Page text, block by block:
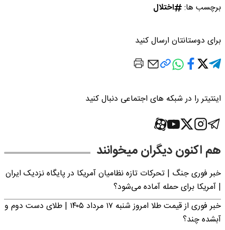
برچسب ها: اختلال
برای دوستانتان ارسال کنید
اینتیتر را در شبکه های اجتماعی دنبال کنید
هم اکنون دیگران میخوانند
خبر فوری جنگ | تحرکات تازه نظامیان آمریکا در پایگاه نزدیک ایران
| آمریکا برای حمله آماده می‌شود؟
خبر فوری از قیمت طلا امروز شنبه ۱۷ مرداد ۱۴۰۵ | طلای دست دوم و
آبشده چند؟